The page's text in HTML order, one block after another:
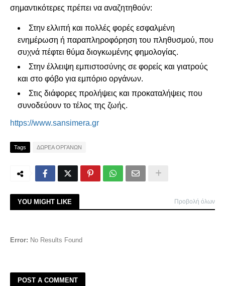
σημαντικότερες πρέπει να αναζητηθούν:
Στην ελλιπή και πολλές φορές εσφαλμένη
ενημέρωση ή παραπληροφόρηση του πληθυσμού, που
συχνά πέφτει θύμα διογκωμένης φημολογίας.
Στην έλλειψη εμπιστοσύνης σε φορείς και γιατρούς
και στο φόβο για εμπόριο οργάνων.
Στις διάφορες προλήψεις και προκαταλήψεις που
συνοδεύουν το τέλος της ζωής.
https://www.sansimera.gr
Tags ΔΩΡΕΑ ΟΡΓΑΝΩΝ
YOU MIGHT LIKE Προβολή όλων
Error: No Results Found
POST A COMMENT